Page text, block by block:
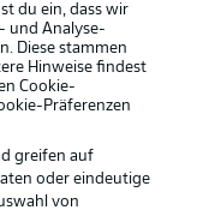
hinten zuhause,
eigentlich
Beide
du ein, dass wir
und Analyse-
Diese stammen
Hinweise findest
Cookie-
Präferenzen
greifen auf
oder eindeutige
von